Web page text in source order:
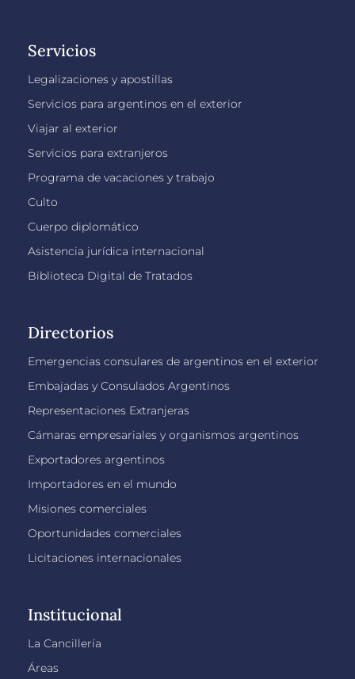
Servicios
Legalizaciones y apostillas
Servicios para argentinos en el exterior
Viajar al exterior
Servicios para extranjeros
Programa de vacaciones y trabajo
Culto
Cuerpo diplomático
Asistencia jurídica internacional
Biblioteca Digital de Tratados
Directorios
Emergencias consulares de argentinos en el exterior
Embajadas y Consulados Argentinos
Representaciones Extranjeras
Cámaras empresariales y organismos argentinos
Exportadores argentinos
Importadores en el mundo
Misiones comerciales
Oportunidades comerciales
Licitaciones internacionales
Institucional
La Cancillería
Áreas